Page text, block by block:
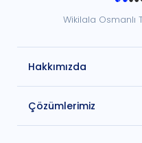
Wikilala
Hakkımızda
Çözümlerimiz